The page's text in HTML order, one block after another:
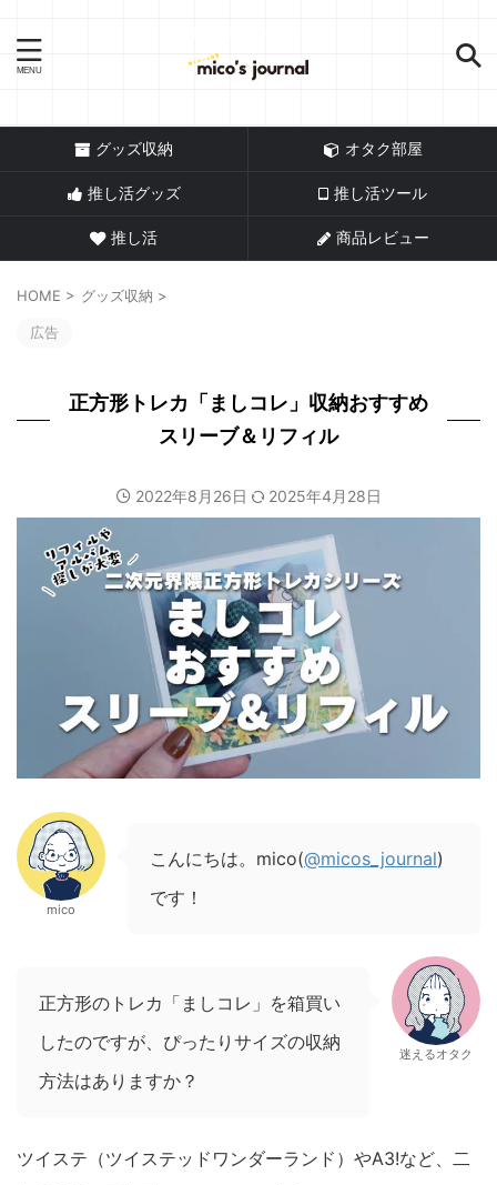
グッズ収納 オタク部屋
推し活グッズ 推し活ツール
推し活 商品レビュー
HOME > グッズ収納 >
広告
正方形トレカ「ましコレ」収納おすすめ
スリーブ＆リフィル
2022年8月26日 2025年4月28日
mico
こんにちは。mico(@micos_journal)
です！
正方形のトレカ「ましコレ」を箱買い
したのですが、ぴったりサイズの収納
方法はありますか？
迷えるオタク
ツイステ（ツイステッドワンダーランド）やA3!など、二